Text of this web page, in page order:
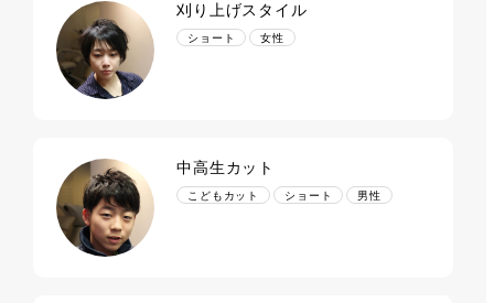
刈り上げスタイル
ショート 女性
中高生カット
こどもカット ショート 男性